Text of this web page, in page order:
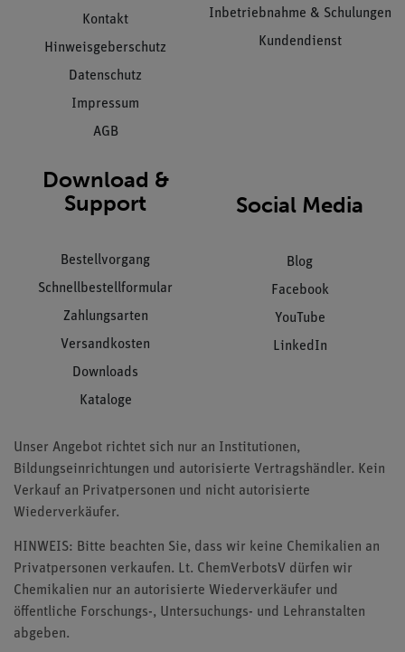
Kontakt
Hinweisgeberschutz
Datenschutz
Impressum
AGB
Inbetriebnahme & Schulungen
Kundendienst
Download &
Support
Bestellvorgang
Schnellbestellformular
Zahlungsarten
Versandkosten
Downloads
Kataloge
Social Media
Blog
Facebook
YouTube
LinkedIn
Unser Angebot richtet sich nur an Institutionen,
Bildungseinrichtungen und autorisierte Vertragshändler. Kein
Verkauf an Privatpersonen und nicht autorisierte
Wiederverkäufer.
HINWEIS: Bitte beachten Sie, dass wir keine Chemikalien an
Privatpersonen verkaufen. Lt. ChemVerbotsV dürfen wir
Chemikalien nur an autorisierte Wiederverkäufer und
öffentliche Forschungs-, Untersuchungs- und Lehranstalten
abgeben.